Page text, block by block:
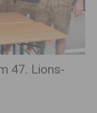
47. Lions-